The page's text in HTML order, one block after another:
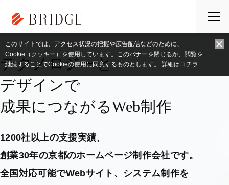
トップページ ブラウザ
このサイトでは、アクセス状況の把握や広告配信などのために、
Cookie（クッキー）を使用しています。このバナーを閉じるか、閲覧を
継続することでCookieの使用に同意するものとします。 詳細はコチラ
テクノロジーと
デザインで
成果につながるWeb制作
1200社以上の支援実績、
創業30年の京都のホームページ制作会社です。
全国対応可能でWebサイト、システム制作を